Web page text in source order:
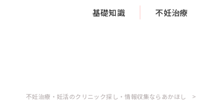
基礎知識 不妊治療
不妊治療・妊活のクリニック探し・情報収集ならあかほし